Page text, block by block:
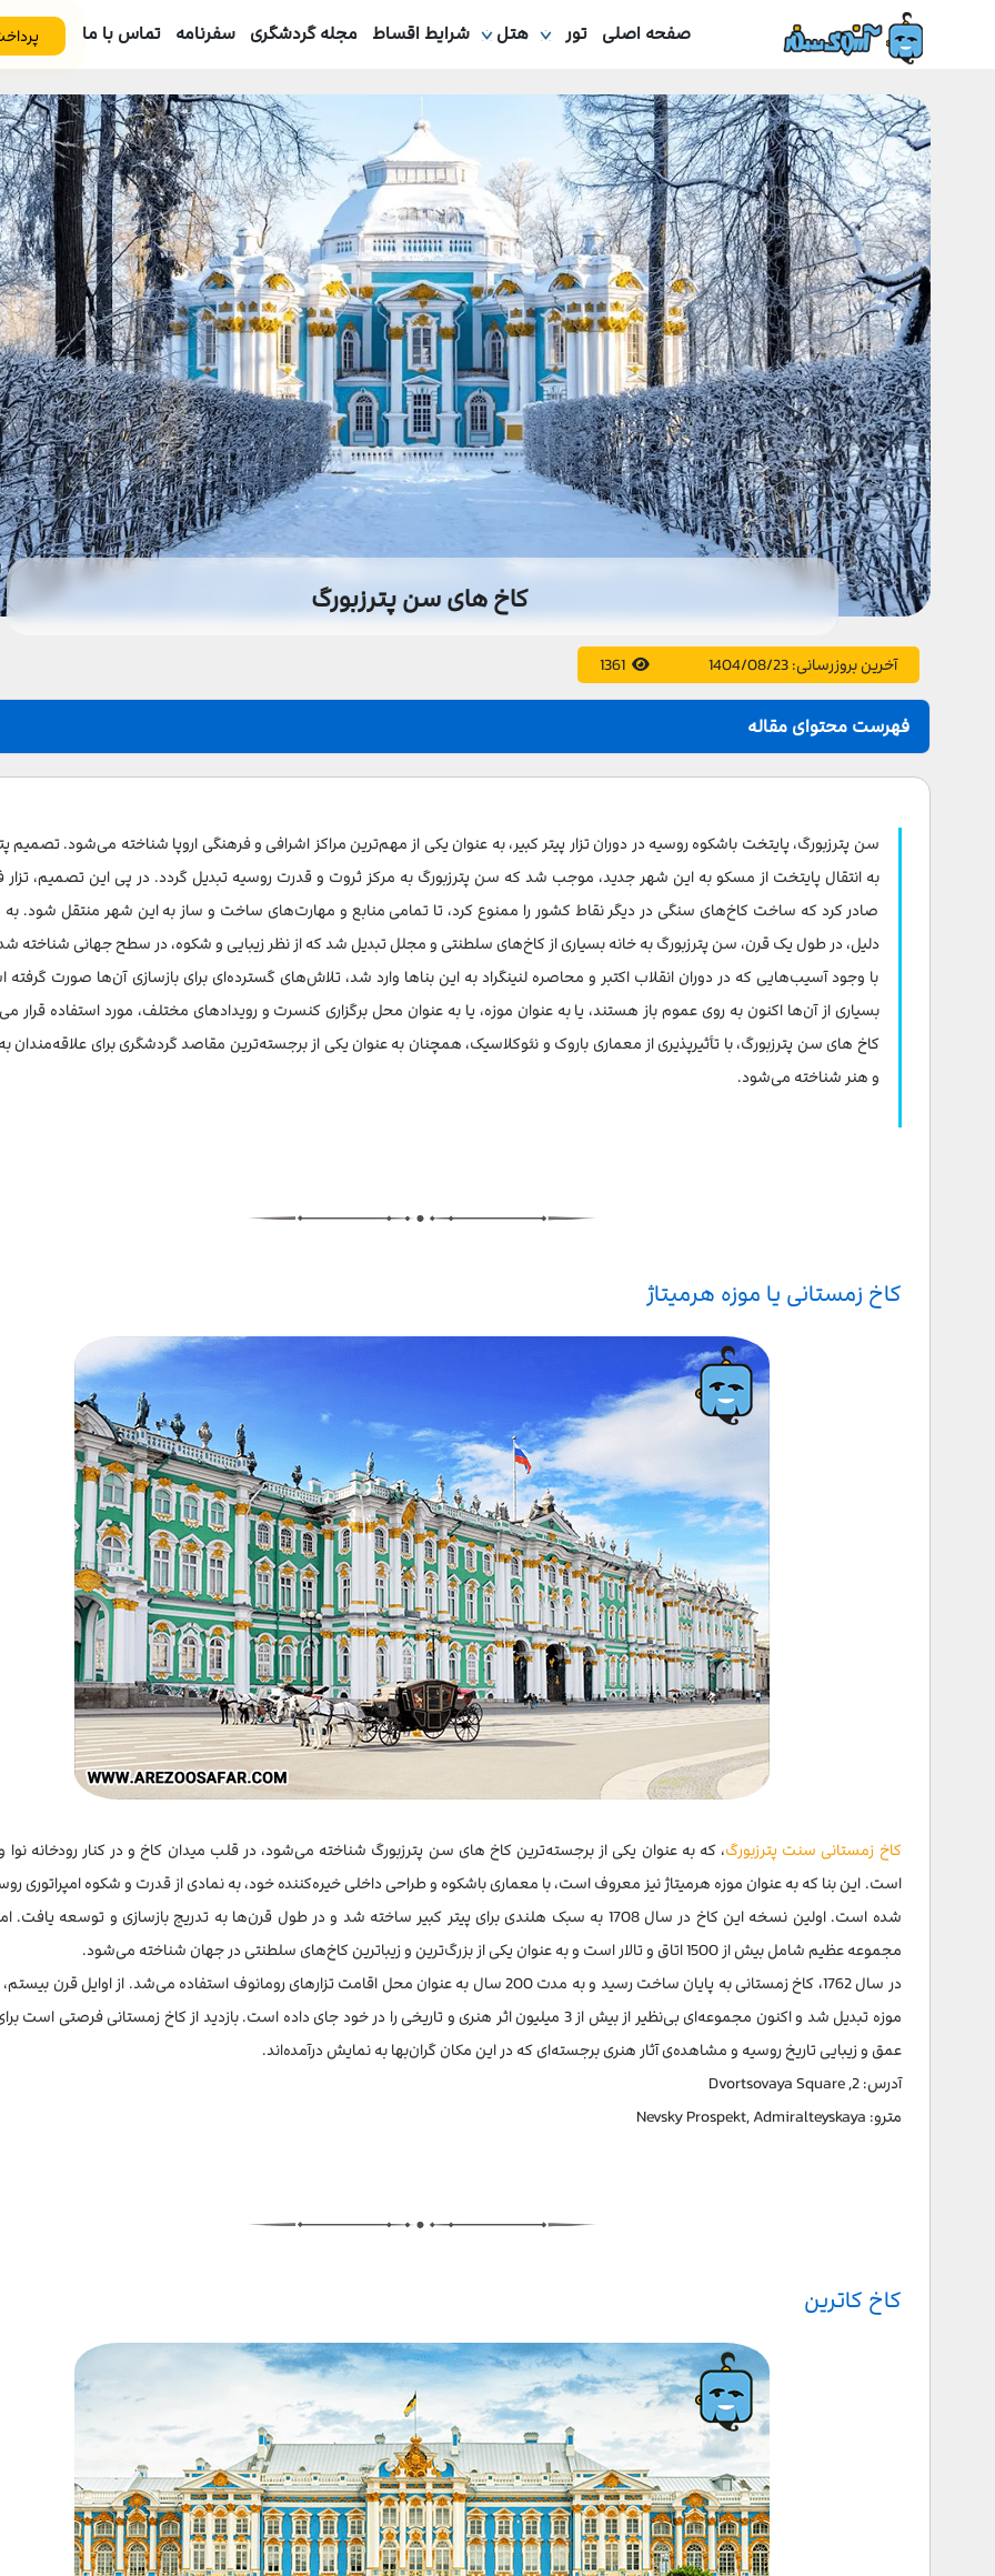
صفحه اصلی تور هتل شرایط اقساط مجله گردشگری سفرنامه تماس با ما
کاخ های سن پترزبورگ
آخرین بروزرسانی:1404/08/23
1361
فهرست محتوای مقاله
کاخ زمستانی یا موزه هرمیتاژ
کاخ پترهوف
کاخ یوسوفوف
کاخ پاولوفسک
کاخ مارینسکی
سن پترزبورگ، پایتخت باشکوه روسیه در دوران تزار پیتر کبیر، به عنوان یکی از مهم‌ترین مراکز اشرافی و فرهنگی اروپا شناخته می‌شود. تصمیم
به انتقال پایتخت از مسکو به این شهر جدید، موجب شد که سن پترزبورگ به مرکز ثروت و قدرت روسیه تبدیل گردد. در پی این تصمیم، تزار
صادر کرد که ساخت کاخ‌های سنگی در دیگر نقاط کشور را ممنوع کرد، تا تمامی منابع و مهارت‌های ساخت و ساز به این شهر منتقل شود.
دلیل، در طول یک قرن، سن پترزبورگ به خانه بسیاری از کاخ‌های سلطنتی و مجلل تبدیل شد که از نظر زیبایی و شکوه، در سطح جهانی شناخته
با وجود آسیب‌هایی که در دوران انقلاب اکتبر و محاصره لنینگراد به این بناها وارد شد، تلاش‌های گسترده‌ای برای بازسازی آن‌ها صورت
بسیاری از آن‌ها اکنون به روی عموم باز هستند، یا به عنوان موزه، یا به عنوان محل برگزاری کنسرت و رویدادهای مختلف، مورد استفاده قرار
کاخ های سن پترزبورگ، با تأثیرپذیری از معماری باروک و نئوکلاسیک، همچنان به عنوان یکی از برجسته‌ترین مقاصد گردشگری برای علاقه‌مندان
و هنر شناخته می‌شود.
کاخ زمستانی یا موزه هرمیتاژ
کاخ زمستانی سنت پترزبورگ، که به عنوان یکی از برجسته‌ترین کاخ های سن پترزبورگ شناخته می‌شود، در قلب میدان کاخ و در کنار رودخانه نوا
است. این بنا که به عنوان موزه هرمیتاژ نیز معروف است، با معماری باشکوه و طراحی داخلی خیره‌کننده خود، به نمادی از قدرت و شکوه امپراتوری
شده است. اولین نسخه این کاخ در سال 1708 به سبک هلندی برای پیتر کبیر ساخته شد و در طول قرن‌ها به تدریج بازسازی و توسعه
مجموعه عظیم شامل بیش از 1500 اتاق و تالار است و به عنوان یکی از بزرگ‌ترین و زیباترین کاخ‌های سلطنتی در جهان شناخته می‌شود.
در سال 1762، کاخ زمستانی به پایان ساخت رسید و به مدت 200 سال به عنوان محل اقامت تزارهای رومانوف استفاده می‌شد. از اوایل قرن
موزه تبدیل شد و اکنون مجموعه‌ای بی‌نظیر از بیش از 3 میلیون اثر هنری و تاریخی را در خود جای داده است. بازدید از کاخ زمستانی فرصتی
عمق و زیبایی تاریخ روسیه و مشاهده‌ی آثار هنری برجسته‌ای که در این مکان گران‌بها به نمایش درآمده‌اند.
آدرس: 2, Dvortsovaya Square
مترو: Nevsky Prospekt, Admiralteyskaya
کاخ کاترین